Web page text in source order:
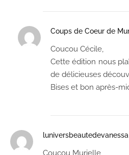
Coups de Coeur de
Coucou Cécile,
Cette édition nous
de délicieuses
Bises et bon après-
luniversbeautedevanessa
Coucou Murielle,